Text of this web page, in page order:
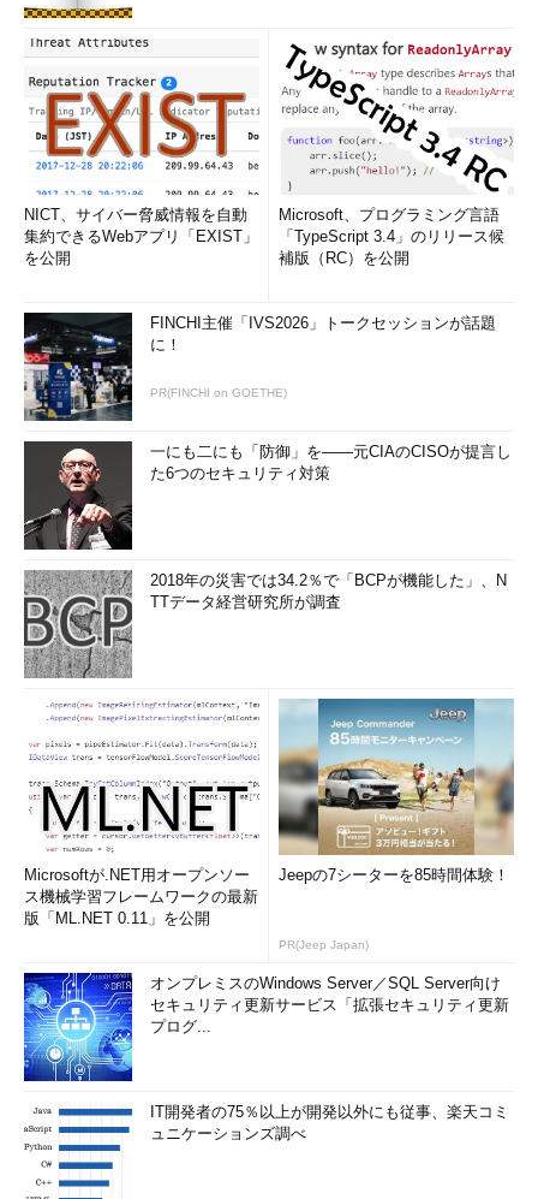
NICT、サイバー脅威情報を自動
集約できるWebアプリ「EXIST」
を公開
Microsoft、プログラミング言語
「TypeScript 3.4」のリリース候
補版（RC）を公開
FINCHI主催「IVS2026」トークセッションが話題
に！
PR(FINCHI on GOETHE)
一にも二にも「防御」を――元CIAのCISOが提言し
た6つのセキュリティ対策
2018年の災害では34.2％で「BCPが機能した」、N
TTデータ経営研究所が調査
Microsoftが.NET用オープンソー
ス機械学習フレームワークの最新
版「ML.NET 0.11」を公開
Jeepの7シーターを85時間体験！
PR(Jeep Japan)
オンプレミスのWindows Server／SQL Server向け
セキュリティ更新サービス「拡張セキュリティ更新
プログ...
IT開発者の75％以上が開発以外にも従事、楽天コミ
ュニケーションズ調べ